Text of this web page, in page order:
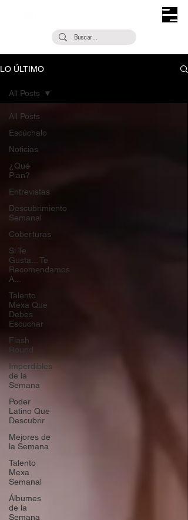
LO ÚLTIMO
All Posts
Escúchalo
Noticias
¿Qué
Plan?
Entrevistas
Descubrimiento
Semanal
Coberturas
Si Te
Gusta... Te
Recomendamos
A...
Talento
Mexa Que
Debes
Escuchar
Flash
Round
Imperdibles
de la
Semana
Poder
Latino Que
Descubrir
Mejores de
la Semana
Talento
Mexa
Semanal
Álbumes
de la
Semana
All Posts